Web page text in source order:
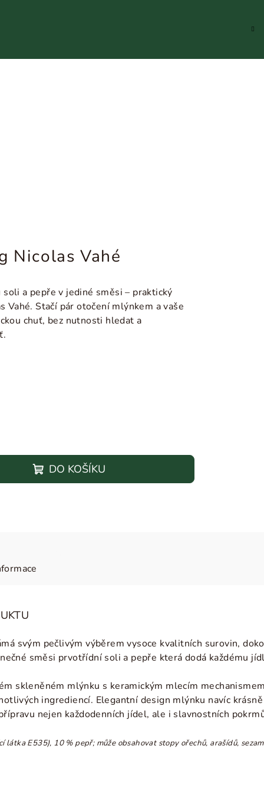
Nicolas Vahé
a pepře v jediné směsi – praktický
Vahé. Stačí pár otočení mlýnkem a vaše
chuť, bez nutnosti hledat a
DO KOŠÍKU
svým pečlivým výběrem vysoce kvalitních surovin,
směsi prvotřídní soli a pepře která dodá každému
skleněném mlýnku s keramickým mlecím
ingrediencí. Elegantní design mlýnku navíc
nejen každodenních jídel, ale i slavnostních
látka E535), 10 % pepř; může obsahovat stopy ořechů, arašídů,